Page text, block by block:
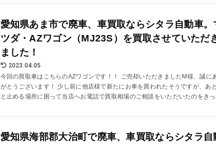
愛知県あま市で廃車、車買取ならシタラ自動車。
ツダ・AZワゴン（MJ23S）を買取させていただ
ました！
2023.04.05
今回の買取車はこちらのAZワゴンです！！ ご売却いただきましたM様、誠に
がとうございます！ 少し前に他店様で新たにお車を買われたそうですが、あ
と止める場所に困って当店へお電話で買取相場のご相談をいただいたのをきっ
愛知県海部郡大治町で廃車、車買取ならシタラ自